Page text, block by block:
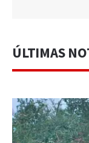
ÚLTIMAS